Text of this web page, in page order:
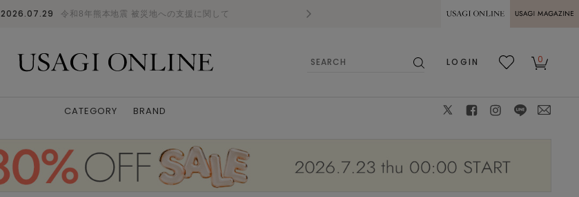
2026.07.29 令和8年熊本地震 被災地への支援に関して 熊本県熊本地方を震源とする地震の影響に
MAGAZINE
LOGIN
0
CATEGORY BRAND